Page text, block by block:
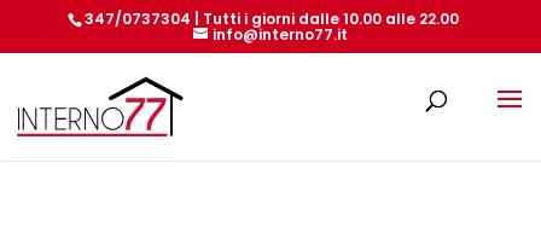
347/0737304 | Tutti i giorni dalle 10.00 alle 22.00
info@interno77.it